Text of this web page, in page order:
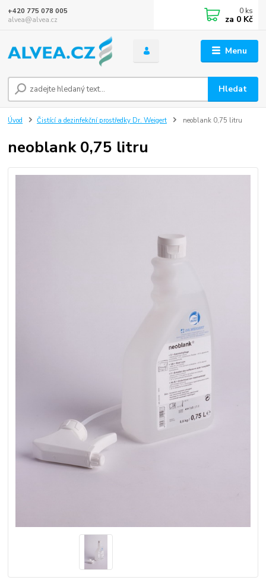
Menu
Hledat
+420 775 078 005
alvea@alvea.cz
0 ks
za 0 Kč
Úvod Čistící a dezinfekční prostředky Dr. Weigert neoblank 0,75 litru
neoblank 0,75 litru